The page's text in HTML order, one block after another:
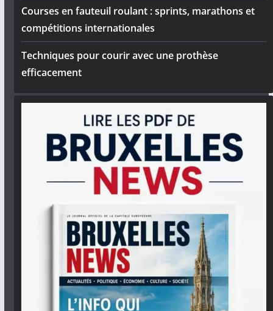
Courses en fauteuil roulant : sprints, marathons et
compétitions internationales
Techniques pour courir avec une prothèse
efficacement